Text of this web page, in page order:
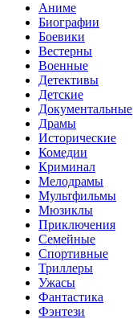
Аниме
Биографии
Боевики
Вестерны
Военные
Детективы
Детские
Документальные
Драмы
Исторические
Комедии
Криминал
Мелодрамы
Мультфильмы
Мюзиклы
Приключения
Семейные
Спортивные
Триллеры
Ужасы
Фантастика
Фэнтези